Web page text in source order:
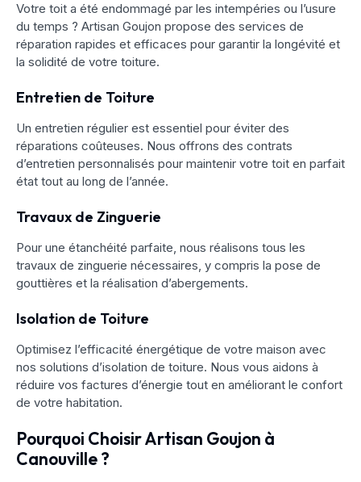
Votre toit a été endommagé par les intempéries ou l’usure
du temps ? Artisan Goujon propose des services de
réparation rapides et efficaces pour garantir la longévité et
la solidité de votre toiture.
Entretien de Toiture
Un entretien régulier est essentiel pour éviter des
réparations coûteuses. Nous offrons des contrats
d’entretien personnalisés pour maintenir votre toit en parfait
état tout au long de l’année.
Travaux de Zinguerie
Pour une étanchéité parfaite, nous réalisons tous les
travaux de zinguerie nécessaires, y compris la pose de
gouttières et la réalisation d’abergements.
Isolation de Toiture
Optimisez l’efficacité énergétique de votre maison avec
nos solutions d’isolation de toiture. Nous vous aidons à
réduire vos factures d’énergie tout en améliorant le confort
de votre habitation.
Pourquoi Choisir Artisan Goujon à
Canouville ?